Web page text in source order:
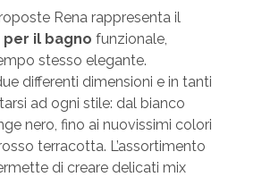
Rena rappresenta il
il bagno funzionale,
stesso elegante.
differenti dimensioni e in tanti
ad ogni stile: dal bianco
nero, fino ai nuovissimi colori
terracotta. L’assortimento
di creare delicati mix